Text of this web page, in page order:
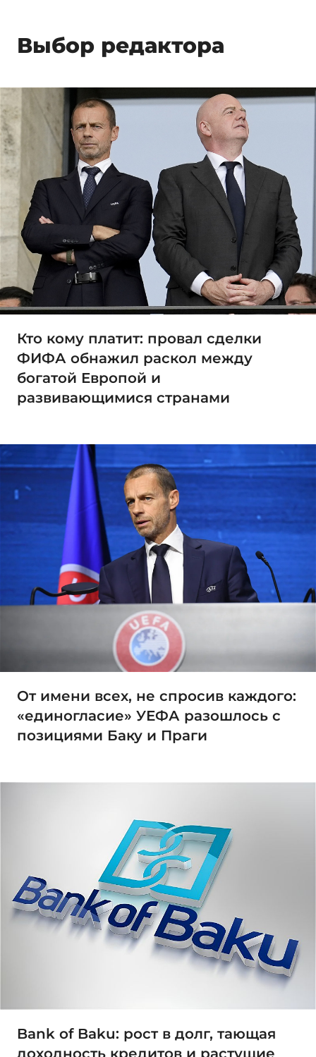
Выбор редактора
Кто кому платит: провал сделки
ФИФА обнажил раскол между
богатой Европой и
развивающимися странами
От имени всех, не спросив каждого:
«единогласие» УЕФА разошлось с
позициями Баку и Праги
Bank of Baku: рост в долг, тающая
доходность кредитов и растущие